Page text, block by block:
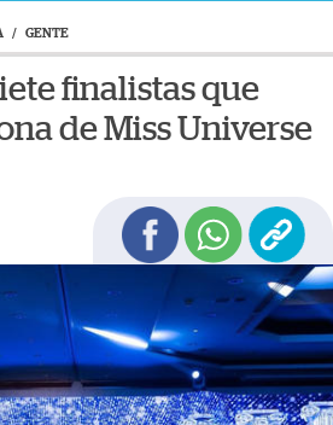
/ GENTE
finalistas que
de Miss Universe